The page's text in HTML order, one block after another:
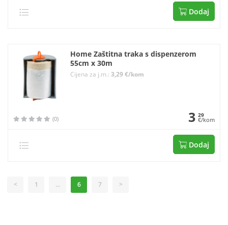
Dodaj
Home Zaštitna traka s dispenzerom
55cm x 30m
Cijena za j.m.: 3,29 €/kom
(0) 3 29
€/kom
Dodaj
< 1 ... 6 7 >